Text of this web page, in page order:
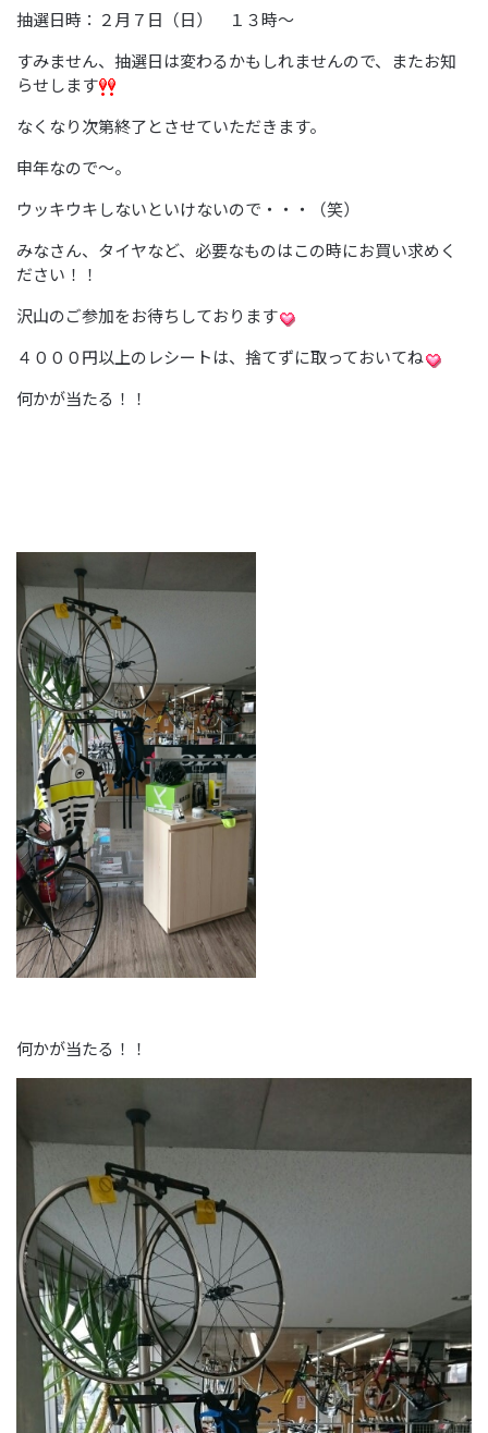
抽選日時：２月７日（日） １３時～
すみません、抽選日は変わるかもしれませんので、またお知
らせします
なくなり次第終了とさせていただきます。
申年なので～。
ウッキウキしないといけないので・・・（笑）
みなさん、タイヤなど、必要なものはこの時にお買い求めく
ださい！！
沢山のご参加をお待ちしております
４０００円以上のレシートは、捨てずに取っておいてね
何かが当たる！！
何かが当たる！！